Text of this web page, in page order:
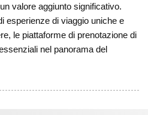
valore aggiunto significativo.
esperienze di viaggio uniche e
le piattaforme di prenotazione di
nel panorama del